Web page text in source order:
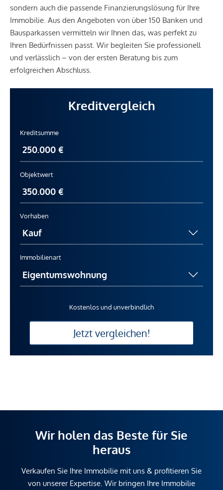
sondern auch die passende Finanzierungslösung für Ihre
Immobilie. Aus den Angeboten von über 150 Banken und
Bausparkassen vermitteln wir Ihnen das, was perfekt zu
Ihren Bedürfnissen passt. Wir begleiten Sie professionell
und verlässlich – von der ersten Beratung bis zum
erfolgreichen Abschluss.
Kreditvergleich
Kreditsumme
Objektwert
Vorhaben
Immobilienart
Kostenlos und unverbindlich
Jetzt vergleichen!
Wir holen das Beste für Sie
heraus
Verkaufen Sie Ihre Immobilie mit uns & profitieren Sie
von unserer Expertise. Wir bringen Ihre Immobilie